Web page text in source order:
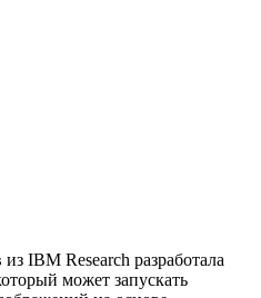
IBM Research разработала
может запускать